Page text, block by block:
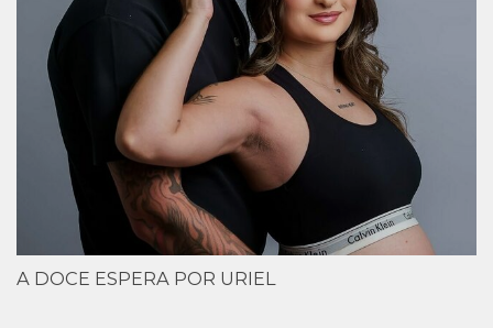
A DOCE ESPERA POR URIEL